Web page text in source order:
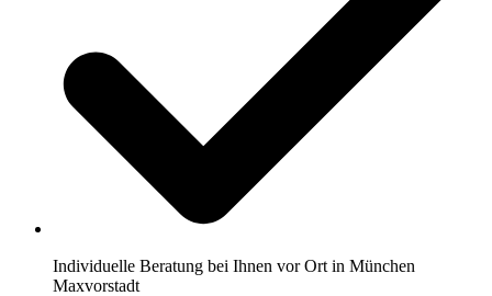
Individuelle Beratung bei Ihnen vor Ort in München
Maxvorstadt